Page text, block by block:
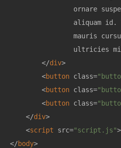
ornare
aliquam id.
mauris
ultricies
</div>
<button class=
<button class=
<button class=
</div>
<script src="script.js">
</body>